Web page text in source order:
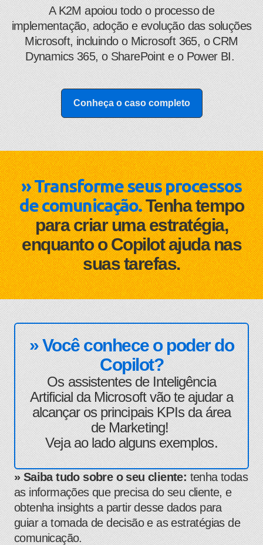
A K2M apoiou todo o processo de
implementação, adoção e evolução das soluções
Microsoft, incluindo o Microsoft 365, o CRM
Dynamics 365, o SharePoint e o Power BI.
Conheça o caso completo
» Transforme seus processos
de comunicação.Tenha tempo
para criar uma estratégia,
enquanto o Copilot ajuda nas
suas tarefas.
» Você conhece o poder do
Copilot?
Os assistentes de Inteligência
Artificial da Microsoft vão te ajudar a
alcançar os principais KPIs da área
de Marketing!
Veja ao lado alguns exemplos.
» Saiba tudo sobre o seu cliente: tenha todas
as informações que precisa do seu cliente, e
obtenha insights a partir desse dados para
guiar a tomada de decisão e as estratégias de
comunicação.